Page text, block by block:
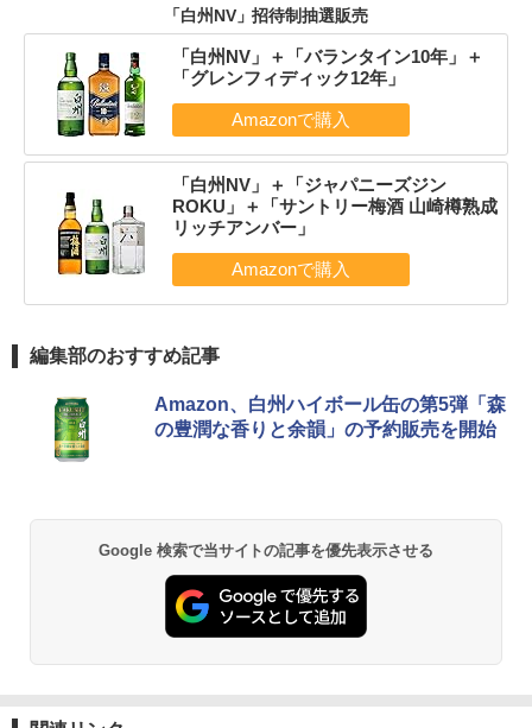
「白州NV」招待制抽選販売
「白州NV」＋「バランタイン10年」＋
「グレンフィディック12年」
「白州NV」＋「ジャパニーズジン
ROKU」＋「サントリー梅酒 山崎樽熟成
リッチアンバー」
編集部のおすすめ記事
Amazon、白州ハイボール缶の第5弾「森
の豊潤な香りと余韻」の予約販売を開始
Google 検索で当サイトの記事を優先表示させる